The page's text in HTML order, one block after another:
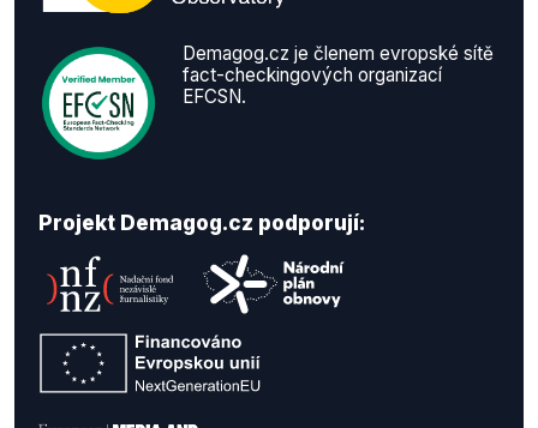
Demagog.cz je členem evropské sítě
fact-checkingových organizací
EFCSN.
Projekt Demagog.cz podporují: